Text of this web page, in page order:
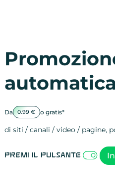
automatica
Da 0.99 € o gratis*
di siti / canali / video / pagine,
Premi il pulsante